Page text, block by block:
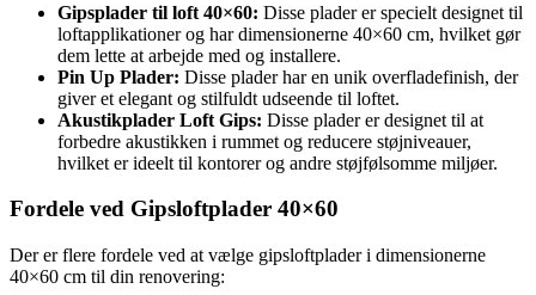
Gipsplader til loft 40×60: Disse plader er specielt designet til
loftapplikationer og har dimensionerne 40×60 cm, hvilket gør
dem lette at arbejde med og installere.
Pin Up Plader: Disse plader har en unik overfladefinish, der
giver et elegant og stilfuldt udseende til loftet.
Akustikplader Loft Gips: Disse plader er designet til at
forbedre akustikken i rummet og reducere støjniveauer,
hvilket er ideelt til kontorer og andre støjfølsomme miljøer.
Fordele ved Gipsloftplader 40×60
Der er flere fordele ved at vælge gipsloftplader i dimensionerne
40×60 cm til din renovering: